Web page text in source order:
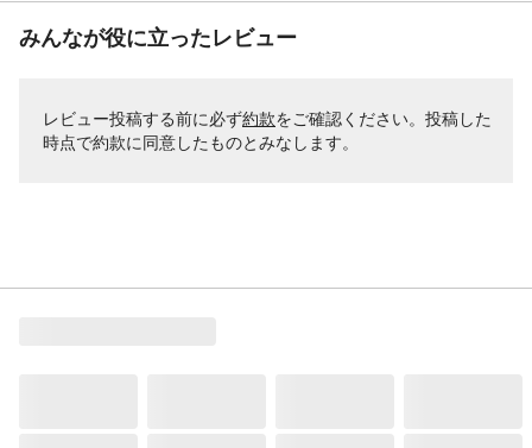
みんなが役に立ったレビュー
レビュー投稿する前に必ず約款をご確認ください。投稿した
時点で約款に同意したものとみなします。